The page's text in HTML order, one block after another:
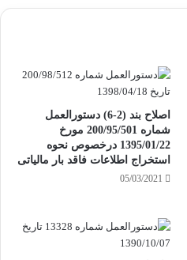
اصلاح بند (2-6) دستورالعمل
شماره 200/95/501 مورخ
1395/01/22 درخصوص نحوه
استخراج اطلاعات فاقد بار مالیاتی
05/03/2021